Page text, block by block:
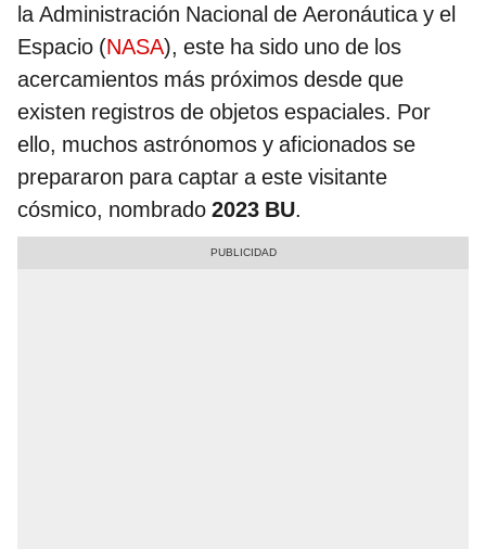
la Administración Nacional de Aeronáutica y el
Espacio (NASA), este ha sido uno de los
acercamientos más próximos desde que
existen registros de objetos espaciales. Por
ello, muchos astrónomos y aficionados se
prepararon para captar a este visitante
cósmico, nombrado 2023 BU.